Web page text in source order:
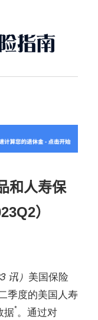
和人寿保
）
讯） 美国保险
季度的美国人寿
据*。通过对